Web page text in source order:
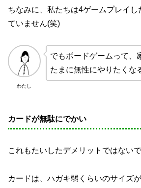
ちなみに、私たちは4ゲームプレイし
ていません(笑)
わたし
でもボードゲームって、
たまに無性にやりたくな
カードが無駄にでかい
これもたいしたデメリットではない
カードは、ハガキ弱くらいのサイズが